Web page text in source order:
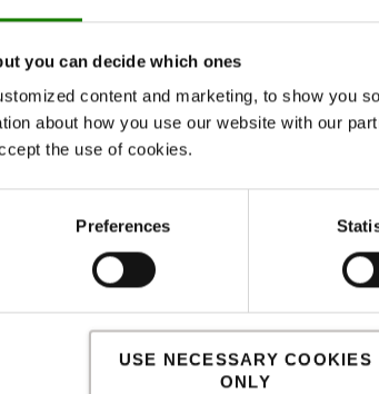
you can decide which ones
content and marketing, to show you
about how you use our website with our
the use of cookies.
Preferences
USE NECESSARY COOKIES
ONLY
at lasten tipper.
sikkerhed og stabilitet
til normalt løft ved